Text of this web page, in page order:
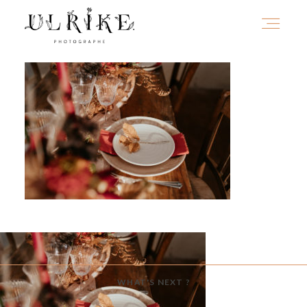
WHAT'S NEXT ?
HOME
A PROPOS
PORTFOLIO
INFOS
JOURNAL